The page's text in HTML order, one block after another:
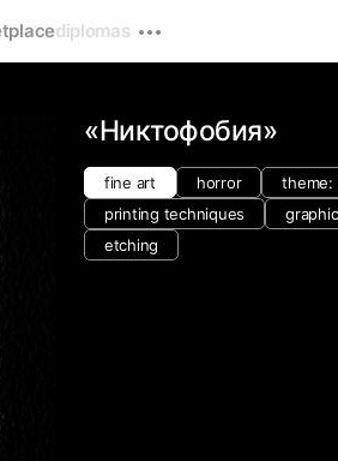
diplomas
«Никтофобия»
fine art horror
theme:
printing techniques
etching